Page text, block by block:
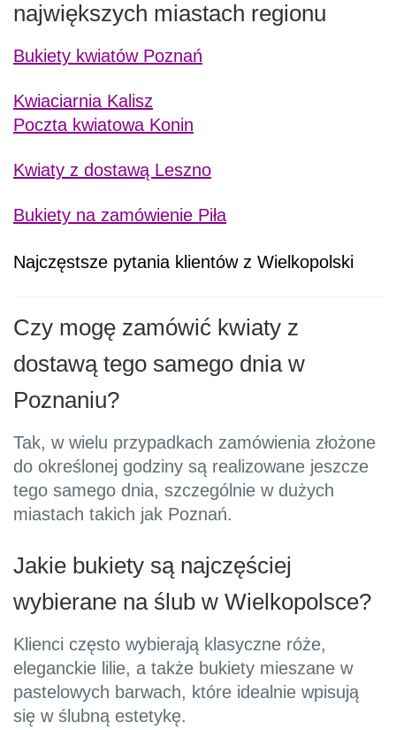
największych miastach regionu
Bukiety kwiatów Poznań
Kwiaciarnia Kalisz
Poczta kwiatowa Konin
Kwiaty z dostawą Leszno
Bukiety na zamówienie Piła
Najczęstsze pytania klientów z Wielkopolski
Czy mogę zamówić kwiaty z
dostawą tego samego dnia w
Poznaniu?
Tak, w wielu przypadkach zamówienia złożone
do określonej godziny są realizowane jeszcze
tego samego dnia, szczególnie w dużych
miastach takich jak Poznań.
Jakie bukiety są najczęściej
wybierane na ślub w Wielkopolsce?
Klienci często wybierają klasyczne róże,
eleganckie lilie, a także bukiety mieszane w
pastelowych barwach, które idealnie wpisują
się w ślubną estetykę.